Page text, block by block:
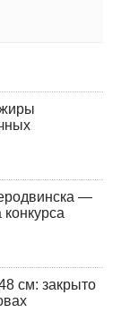
—
см: закрыто